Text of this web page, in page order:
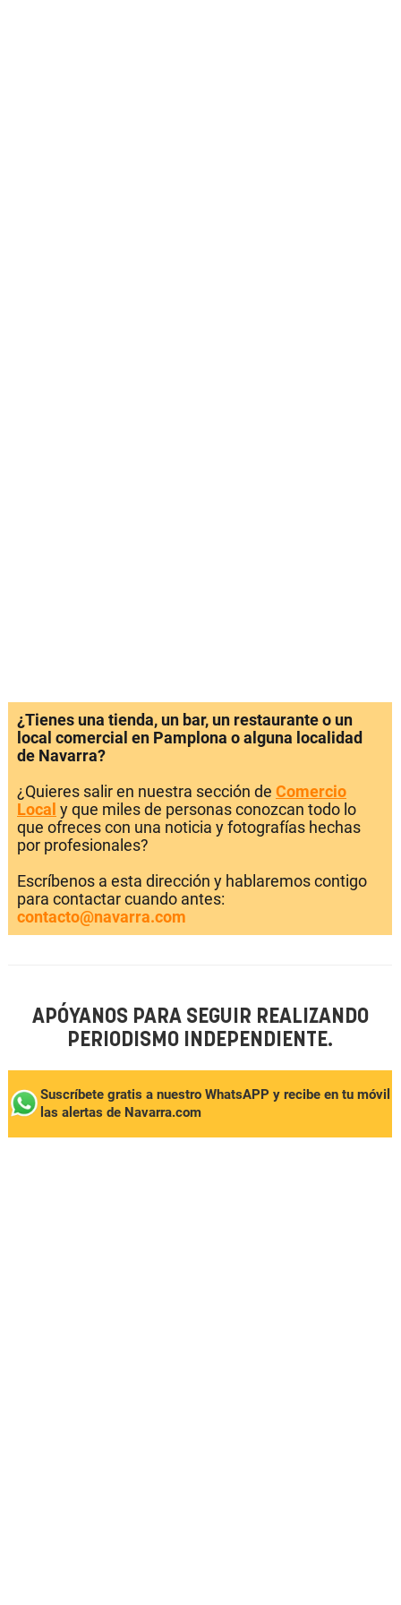
¿Tienes una tienda, un bar, un restaurante o un
local comercial en Pamplona o alguna localidad
de Navarra?
¿Quieres salir en nuestra sección de Comercio
Local y que miles de personas conozcan todo lo
que ofreces con una noticia y fotografías hechas
por profesionales?
Escríbenos a esta dirección y hablaremos contigo
para contactar cuando antes:
contacto@navarra.com
APÓYANOS PARA SEGUIR REALIZANDO
PERIODISMO INDEPENDIENTE.
Suscríbete gratis a nuestro WhatsAPP y recibe en tu móvil
las alertas de Navarra.com